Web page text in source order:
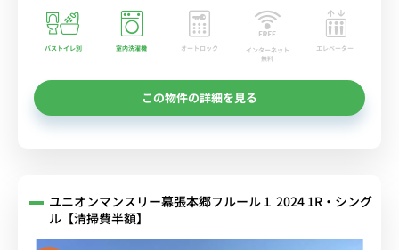
バストイレ別 室内洗濯機 オートロック
インターネット
無料
エレベーター
この物件の詳細を見る
ユニオンマンスリー幕張本郷フルール１ 2024 1R・シング
ル【清掃費半額】